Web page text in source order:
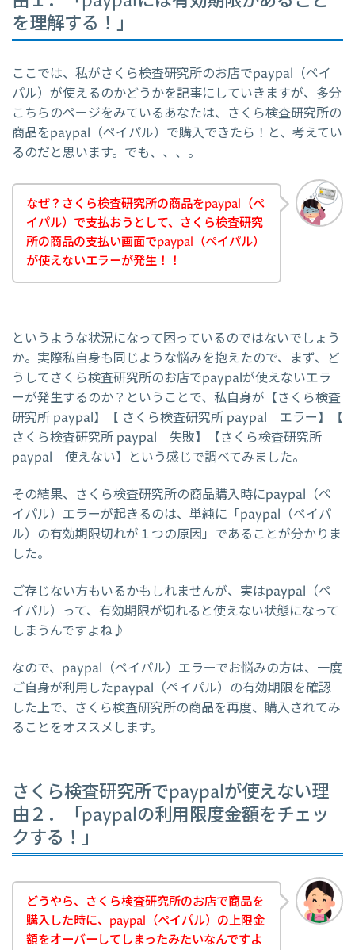
を理解する！」
ここでは、私がさくら検査研究所のお店でpaypal（ペイ
パル）が使えるのかどうかを記事にしていきますが、多分
こちらのページをみているあなたは、さくら検査研究所の
商品をpaypal（ペイパル）で購入できたら！と、考えてい
るのだと思います。でも、、、。
なぜ？さくら検査研究所の商品をpaypal（ペ
イパル）で支払おうとして、さくら検査研究
所の商品の支払い画面でpaypal（ペイパル）
が使えないエラーが発生！！
というような状況になって困っているのではないでしょう
か。実際私自身も同じような悩みを抱えたので、まず、ど
うしてさくら検査研究所のお店でpaypalが使えないエラ
ーが発生するのか？ということで、私自身が【さくら検査
研究所 paypal】【 さくら検査研究所 paypal エラー】【
さくら検査研究所 paypal 失敗】【さくら検査研究所
paypal 使えない】という感じで調べてみました。
その結果、さくら検査研究所の商品購入時にpaypal（ペ
イパル）エラーが起きるのは、単純に「paypal（ペイパ
ル）の有効期限切れが１つの原因」であることが分かりま
した。
ご存じない方もいるかもしれませんが、実はpaypal（ペ
イパル）って、有効期限が切れると使えない状態になって
しまうんですよね♪
なので、paypal（ペイパル）エラーでお悩みの方は、一度
ご自身が利用したpaypal（ペイパル）の有効期限を確認
した上で、さくら検査研究所の商品を再度、購入されてみ
ることをオススメします。
さくら検査研究所でpaypalが使えない理
由２．「paypalの利用限度金額をチェッ
クする！」
どうやら、さくら検査研究所のお店で商品を
購入した時に、paypal（ペイパル）の上限金
額をオーバーしてしまったみたいなんですよ